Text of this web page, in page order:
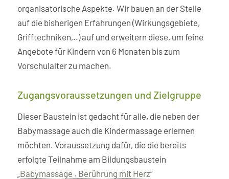
organisatorische Aspekte. Wir bauen an der Stelle
auf die bisherigen Erfahrungen (Wirkungsgebiete,
Grifftechniken,..) auf und erweitern diese, um feine
Angebote für Kindern von 6 Monaten bis zum
Vorschulalter zu machen.
Zugangsvoraussetzungen und Zielgruppe
Dieser Baustein ist gedacht für alle, die neben der
Babymassage auch die Kindermassage erlernen
möchten. Voraussetzung dafür, die die bereits
erfolgte Teilnahme am Bildungsbaustein
Babymassage . Berührung mit Herz“